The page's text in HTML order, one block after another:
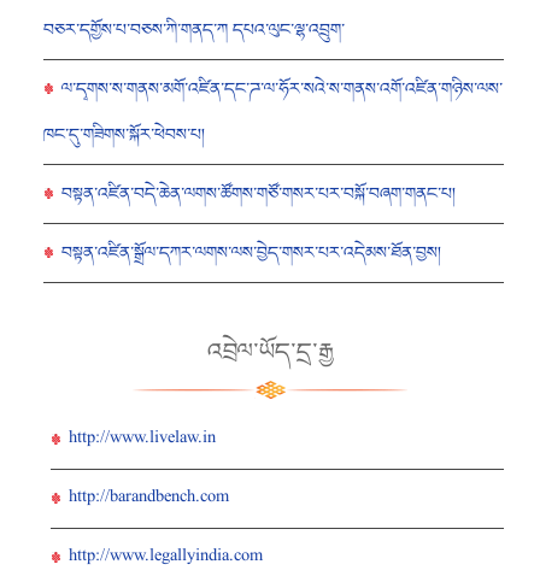
བཅར་དགྱོས་པ་བཅས་ཀི་གནད་ཀ དཔའ་ལུང་ལྷ་འབྲུག་
ལ་དྭགས་ས་གནས་མགོ་འཛིན་དང་ཌ་ལ་ཧོར་སའེ་ས་གནས་འགོ་འཛིན་གཉིས་ལས་
ཁང་དུ་གཟིགས་སྐོར་ཕེབས་པ།
བསྟན་འཛིན་བདེ་ཆེན་ལགས་ཚོགས་གཙོ་གསར་པར་བསྐོ་བཞག་གནང་པ།
བསྟན་འཛིན་སྒྲོལ་དཀར་ལགས་ལས་བྱེད་གསར་པར་འདེམས་ཐོན་བྱས།
འབྲེལ་ཡོད་དྲ་རྒྱ
http://www.livelaw.in
http://barandbench.com
http://www.legallyindia.com